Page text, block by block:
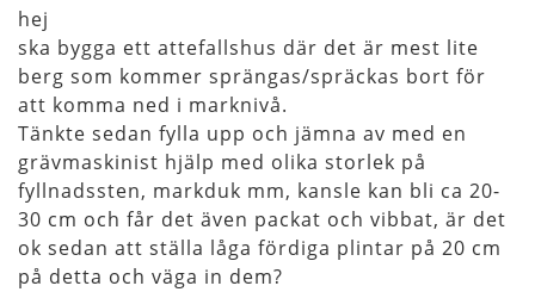
hej
ska bygga ett attefallshus där det är mest lite
berg som kommer sprängas/spräckas bort för
att komma ned i marknivå.
Tänkte sedan fylla upp och jämna av med en
grävmaskinist hjälp med olika storlek på
fyllnadssten, markduk mm, kansle kan bli ca 20-
30 cm och får det även packat och vibbat, är det
ok sedan att ställa låga fördiga plintar på 20 cm
på detta och väga in dem?